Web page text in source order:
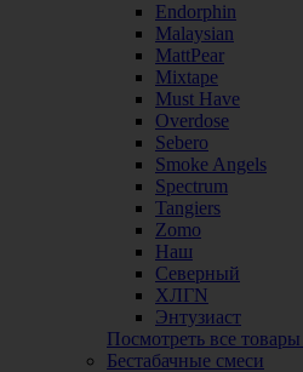
Endorphin
Malaysian
MattPear
Mixtape
Must Have
Overdose
Sebero
Smoke Angels
Spectrum
Tangiers
Zomo
Наш
Северный
ХЛГN
Энтузиаст
Посмотреть все товары
Бестабачные смеси